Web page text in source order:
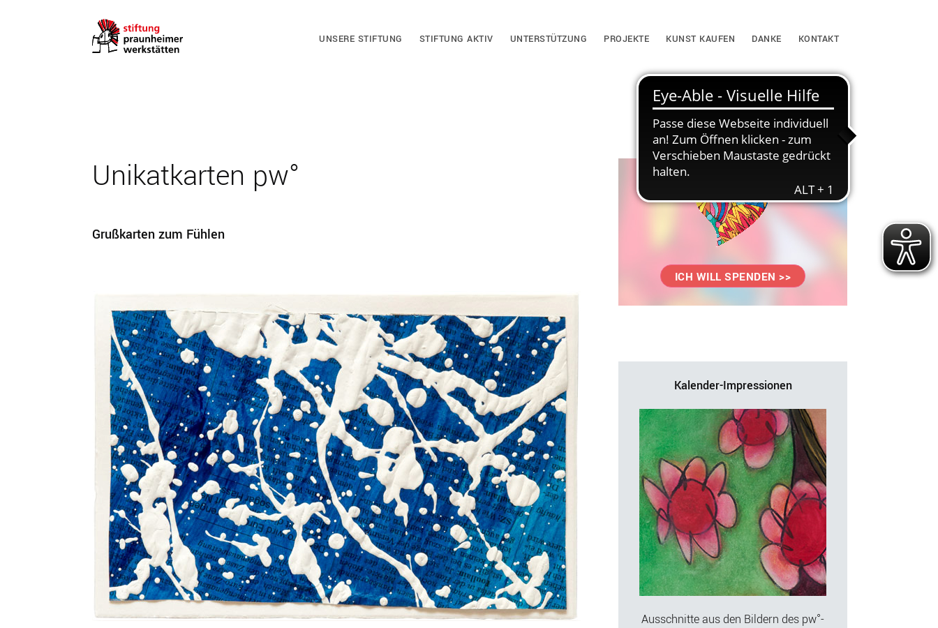
UNSERE STIFTUNG STIFTUNG AKTIV UNTERSTÜTZUNG PROJEKTE KUNST KAUFEN DANKE KONTAKT
Unikatkarten pw°
Grußkarten zum Fühlen
Seitenspalte
ICH WILL SPENDEN >>
Kalender-Impressionen
Ausschnitte aus den Bildern des pw°-